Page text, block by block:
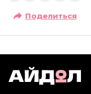
Поделиться